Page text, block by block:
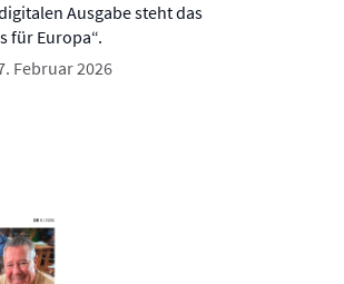
Ausgabe steht das
für Europa“.
Februar 2026